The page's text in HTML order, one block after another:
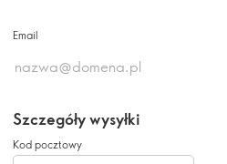
Email
Szczegóły wysyłki
Kod pocztowy